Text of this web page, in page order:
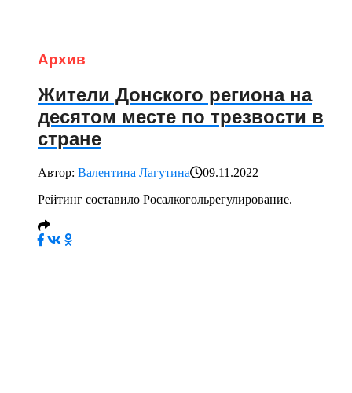
Архив
Жители Донского региона на
десятом месте по трезвости в
стране
Автор: Валентина Лагутина
09.11.2022
Рейтинг составило Росалкогольрегулирование.